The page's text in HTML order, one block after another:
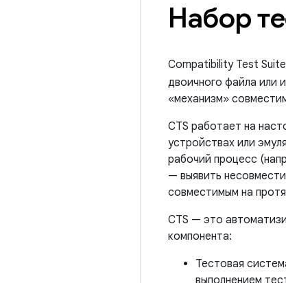
Набор
Compatibility Test
двоичного файла или
«механизм»
CTS работает на
устройствах или
рабочий процесс
— выявить
совместимым на
CTS — это
компонента:
Тестовая
выполнением